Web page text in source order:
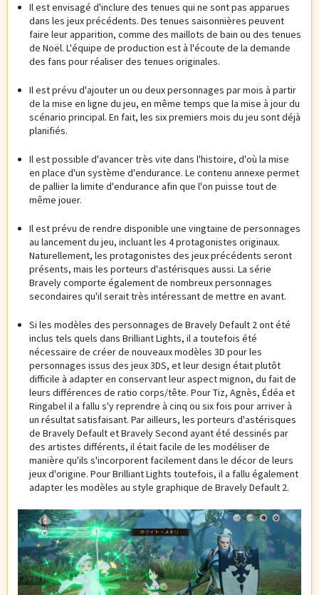
Il est envisagé d'inclure des tenues qui ne sont pas apparues
dans les jeux précédents. Des tenues saisonnières peuvent
faire leur apparition, comme des maillots de bain ou des tenues
de Noël. L'équipe de production est à l'écoute de la demande
des fans pour réaliser des tenues originales.
Il est prévu d'ajouter un ou deux personnages par mois à partir
de la mise en ligne du jeu, en même temps que la mise à jour du
scénario principal. En fait, les six premiers mois du jeu sont déjà
planifiés.
Il est possible d'avancer très vite dans l'histoire, d'où la mise
en place d'un système d'endurance. Le contenu annexe permet
de pallier la limite d'endurance afin que l'on puisse tout de
même jouer.
Il est prévu de rendre disponible une vingtaine de personnages
au lancement du jeu, incluant les 4 protagonistes originaux.
Naturellement, les protagonistes des jeux précédents seront
présents, mais les porteurs d'astérisques aussi. La série
Bravely comporte également de nombreux personnages
secondaires qu'il serait très intéressant de mettre en avant.
Si les modèles des personnages de Bravely Default 2 ont été
inclus tels quels dans Brilliant Lights, il a toutefois été
nécessaire de créer de nouveaux modèles 3D pour les
personnages issus des jeux 3DS, et leur design était plutôt
difficile à adapter en conservant leur aspect mignon, du fait de
leurs différences de ratio corps/tête. Pour Tiz, Agnès, Édéa et
Ringabel il a fallu s'y reprendre à cinq ou six fois pour arriver à
un résultat satisfaisant. Par ailleurs, les porteurs d'astérisques
de Bravely Default et Bravely Second ayant été dessinés par
des artistes différents, il était facile de les modéliser de
manière qu'ils s'incorporent facilement dans le décor de leurs
jeux d'origine. Pour Brilliant Lights toutefois, il a fallu également
adapter les modèles au style graphique de Bravely Default 2.